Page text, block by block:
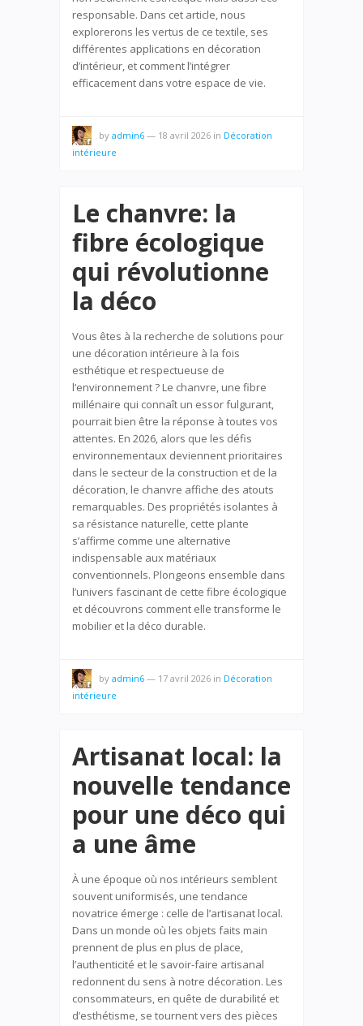
responsable. Dans cet article, nous
explorerons les vertus de ce textile, ses
différentes applications en décoration
d’intérieur, et comment l’intégrer
efficacement dans votre espace de vie.
by admin6 — 18 avril 2026 in Décoration
intérieure
Le chanvre: la
fibre écologique
qui révolutionne
la déco
Vous êtes à la recherche de solutions pour
une décoration intérieure à la fois
esthétique et respectueuse de
l’environnement ? Le chanvre, une fibre
millénaire qui connaît un essor fulgurant,
pourrait bien être la réponse à toutes vos
attentes. En 2026, alors que les défis
environnementaux deviennent prioritaires
dans le secteur de la construction et de la
décoration, le chanvre affiche des atouts
remarquables. Des propriétés isolantes à
sa résistance naturelle, cette plante
s’affirme comme une alternative
indispensable aux matériaux
conventionnels. Plongeons ensemble dans
l’univers fascinant de cette fibre écologique
et découvrons comment elle transforme le
mobilier et la déco durable.
by admin6 — 17 avril 2026 in Décoration
intérieure
Artisanat local: la
nouvelle tendance
pour une déco qui
a une âme
À une époque où nos intérieurs semblent
souvent uniformisés, une tendance
novatrice émerge : celle de l’artisanat local.
Dans un monde où les objets faits main
prennent de plus en plus de place,
l’authenticité et le savoir-faire artisanal
redonnent du sens à notre décoration. Les
consommateurs, en quête de durabilité et
d’esthétisme, se tournent vers des pièces